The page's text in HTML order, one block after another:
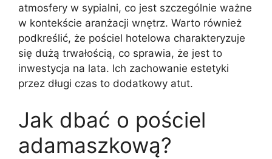
atmosfery w sypialni, co jest szczególnie ważne
w kontekście aranżacji wnętrz. Warto również
podkreślić, że pościel hotelowa charakteryzuje
się dużą trwałością, co sprawia, że jest to
inwestycja na lata. Ich zachowanie estetyki
przez długi czas to dodatkowy atut.
Jak dbać o pościel
adamaszkową?